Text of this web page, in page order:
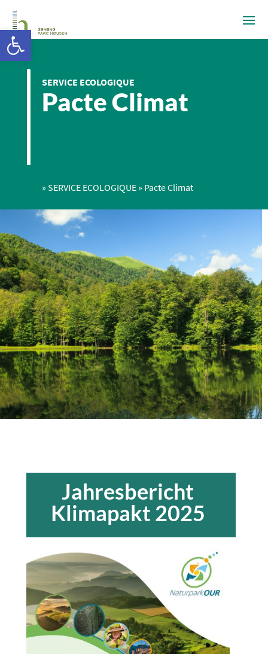
SERVICE ECOLOGIQUE
Pacte Climat
» SERVICE ECOLOGIQUE » Pacte Climat
Jahresbericht
Klimapakt 2025
Ouvrir la barre d’outils